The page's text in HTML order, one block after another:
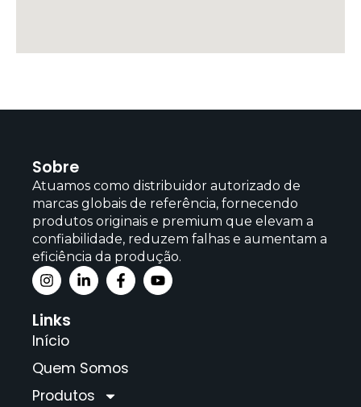
Sobre
Atuamos como distribuidor autorizado de
marcas globais de referência, fornecendo
produtos originais e premium que elevam a
confiabilidade, reduzem falhas e aumentam a
eficiência da produção.
Links
Início
Quem Somos
Produtos